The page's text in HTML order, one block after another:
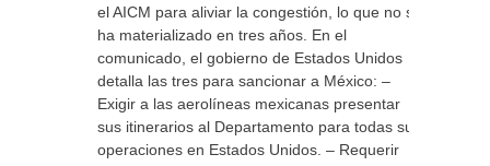
el AICM para aliviar la congestión, lo que no se
ha materializado en tres años. En el
comunicado, el gobierno de Estados Unidos
detalla las tres para sancionar a México: –
Exigir a las aerolíneas mexicanas presentar
sus itinerarios al Departamento para todas sus
operaciones en Estados Unidos. – Requerir